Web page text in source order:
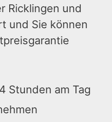
Ricklingen und
und Sie können
Stunden am Tag